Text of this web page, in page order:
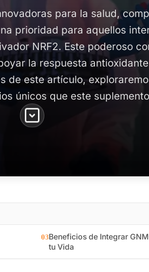
para la salud,
prioridad para aquellos
NRF2. Este poderoso
la respuesta
de este artículo,
únicos que este
03Beneficios de Integrar
tu Vida